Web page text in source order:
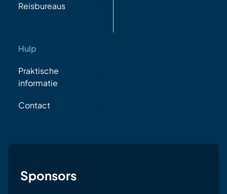
Reisbureaus
Hulp
Praktische
informatie
Contact
Sponsors